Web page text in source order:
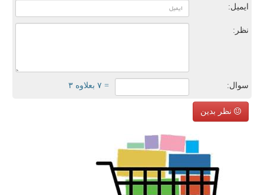
ایمیل:
نظر:
سوال: = ۷ بعلاوه ۳
نظر بدین